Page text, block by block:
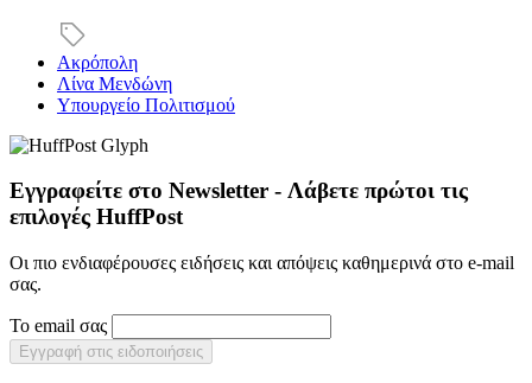
Ακρόπολη
Λίνα Μενδώνη
Υπουργείο Πολιτισμού
Εγγραφείτε στο Newsletter - Λάβετε πρώτοι τις
επιλογές HuffPost
Οι πιο ενδιαφέρουσες ειδήσεις και απόψεις καθημερινά στο e-mail
σας.
Το email σας
Εγγραφή στις ειδοποιήσεις